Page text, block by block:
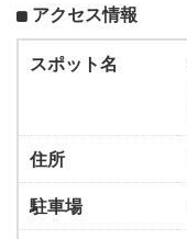
アクセス情報
スポット名
住所
駐車場